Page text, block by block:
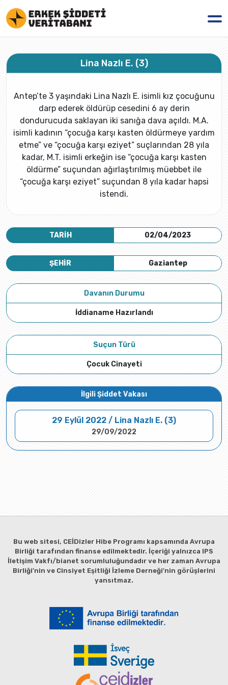
Lina Nazlı E. (3)
Antep’te 3 yaşındaki Lina Nazlı E. isimli kız çocuğunu
darp ederek öldürüp cesedini 6 ay derin
dondurucuda saklayan iki sanığa dava açıldı. M.A.
isimli kadının “çocuğa karşı kasten öldürmeye yardım
etme” ve “çocuğa karşı eziyet” suçlarından 28 yıla
kadar, M.T. isimli erkeğin ise “çocuğa karşı kasten
öldürme” suçundan ağırlaştırılmış müebbet ile
“çocuğa karşı eziyet” suçundan 8 yıla kadar hapsi
istendi.
TARİH 02/04/2023
Gaziantep
ŞEHİR
Davanın Durumu
İddianame Hazırlandı
Suçun Türü
Çocuk Cinayeti
İlgili Şiddet Vakası
29 Eylül 2022 / Lina Nazlı E. (3)
29/09/2022
Bu web sitesi, CEİDizler Hibe Programı kapsamında Avrupa
Birliği tarafından finanse edilmektedir. İçeriği yalnızca IPS
İletişim Vakfı/bianet sorumluluğundadır ve her zaman Avrupa
Birliği'nin ve Cinsiyet Eşitliği İzleme Derneği'nin görüşlerini
yansıtmaz.